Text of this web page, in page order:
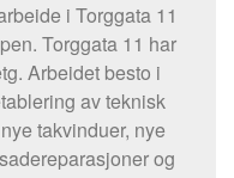
i Torggata 11
Torggata 11 har
Arbeidet besto i
av teknisk
takvinduer, nye
og